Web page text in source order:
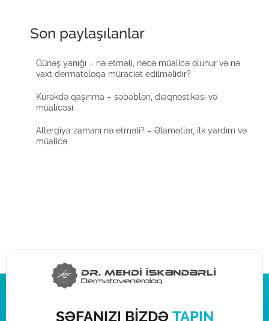
Son paylaşılanlar
Günəş yanığı – nə etməli, necə müalicə olunur və nə
vaxt dermatoloqa müraciət edilməlidir?
Kürəkdə qaşınma – səbəbləri, diaqnostikası və
müalicəsi
Allergiya zamanı nə etməli? – Əlamətlər, ilk yardım və
müalicə
ŞƏFANIZI BİZDƏ TAPIN